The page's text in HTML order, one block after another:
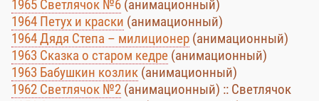
1965 Светлячок №6 (анимационный)
1964 Петух и краски (анимационный)
1964 Дядя Степа – милиционер (анимационный)
1963 Сказка о старом кедре (анимационный)
1963 Бабушкин козлик (анимационный)
1962 Светлячок №2 (анимационный) :: Светлячок